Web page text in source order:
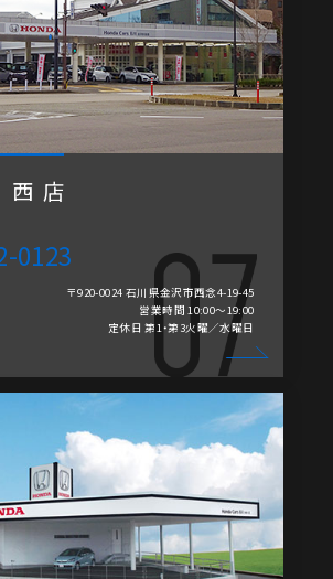
店
0123
〒920-0024 石川県金沢市西念4-19-45
営業時間 10:00～19:00
定休日 第1・第3火曜／水曜日